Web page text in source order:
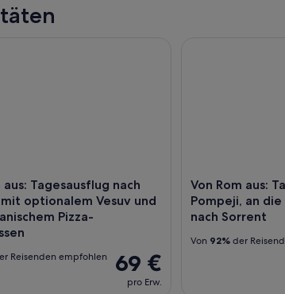
aus: Tagesausflug nach
optionalem Vesuv und
Pizza-
69 €
pro Erw.
Reisenden empfohlen
Von Rom aus:
Pompeji, an
nach Sorrent
Von 92% der